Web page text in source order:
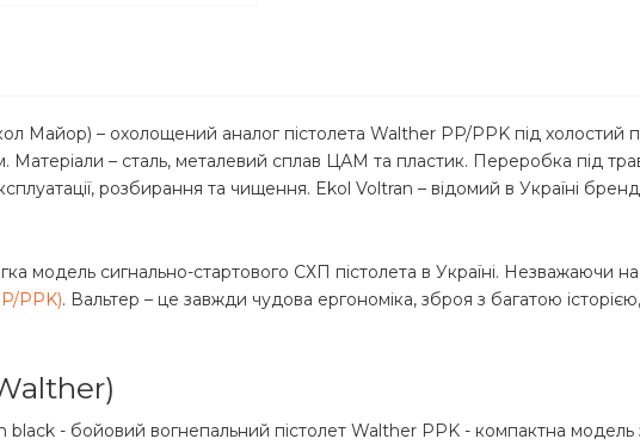
Майор) – охолощений аналог пістолета Walther PP/PPK під холостий
Матеріали – сталь, металевий сплав ЦАМ та пластик. Переробка під
розбирання та чищення. Ekol Voltran – відомий в Україні
модель сигнально-стартового СХП пістолета в Україні. Незважаючи
PPK). Вальтер – це завжди чудова ергономіка, зброя з багатою
black - бойовий вогнепальний пістолет Walther PPK - компактна